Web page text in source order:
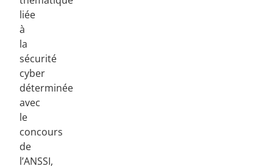
liée
à
la
sécurité
cyber
déterminée
avec
le
concours
de
l’ANSSI,